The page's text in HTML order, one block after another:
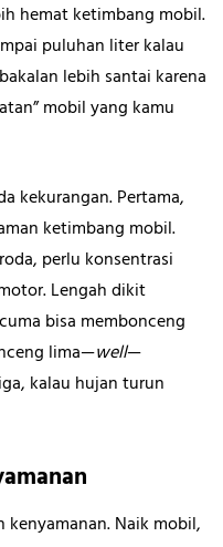
hemat ketimbang mobil.
puluhan liter kalau
lebih santai karena
mobil yang kamu
kekurangan. Pertama,
ketimbang mobil.
perlu konsentrasi
Lengah dikit
bisa membonceng
lima—well—
kalau hujan turun
Naik mobil,